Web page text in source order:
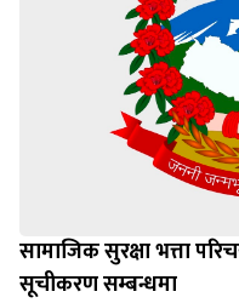
सामाजिक सुरक्षा भत्ता
सूचीकरण सम्बन्धमा